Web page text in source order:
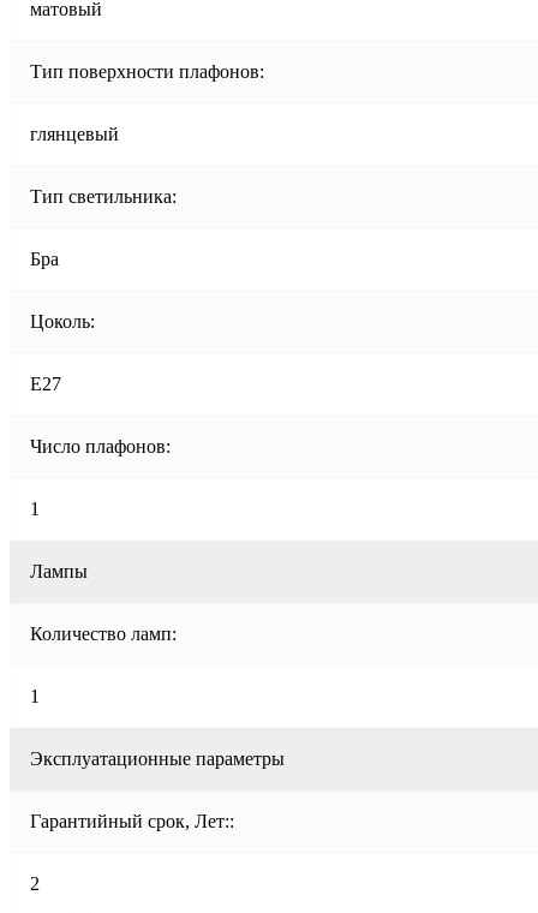
матовый
Тип поверхности плафонов:
глянцевый
Тип светильника:
Бра
Цоколь:
E27
Число плафонов:
1
Лампы
Количество ламп:
1
Эксплуатационные параметры
Гарантийный срок, Лет::
2